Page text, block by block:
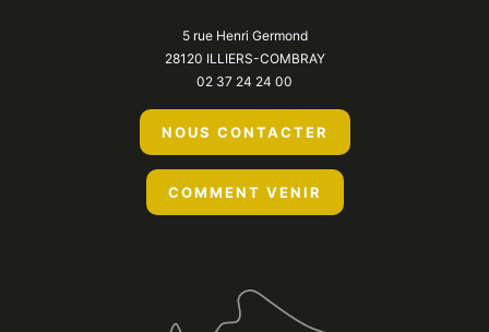
5 rue Henri Germond
28120 ILLIERS-COMBRAY
02 37 24 24 00
NOUS CONTACTER
COMMENT VENIR